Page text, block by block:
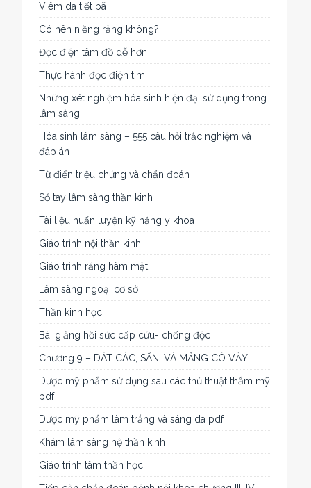
Viêm da tiết bã
Có nên niềng răng không?
Đọc điện tâm đồ dễ hơn
Thực hành đọc điện tim
Những xét nghiệm hóa sinh hiện đại sử dụng trong
lâm sàng
Hóa sinh lâm sàng – 555 câu hỏi trắc nghiệm và
đáp án
Từ điển triệu chứng và chẩn đoán
Sổ tay lâm sàng thần kinh
Tài liệu huấn luyện kỹ năng y khoa
Giáo trình nội thần kinh
Giáo trình răng hàm mặt
Lâm sàng ngoại cơ sở
Thần kinh học
Bài giảng hồi sức cấp cứu- chống độc
Chương 9 – DÁT CÁC, SẨN, VÀ MẢNG CÓ VẢY
Dược mỹ phẩm sử dụng sau các thủ thuật thẩm mỹ
pdf
Dược mỹ phẩm làm trắng và sáng da pdf
Khám lâm sàng hệ thần kinh
Giáo trình tâm thần học